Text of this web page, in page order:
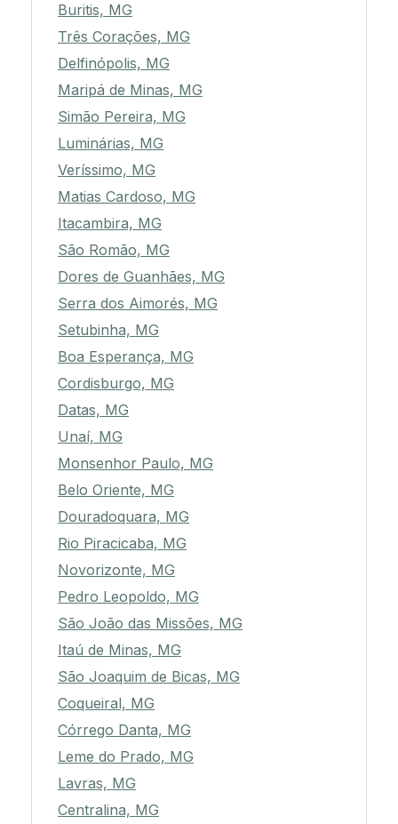
Buritis, MG
Três Corações, MG
Delfinópolis, MG
Maripá de Minas, MG
Simão Pereira, MG
Luminárias, MG
Veríssimo, MG
Matias Cardoso, MG
Itacambira, MG
São Romão, MG
Dores de Guanhães, MG
Serra dos Aimorés, MG
Setubinha, MG
Boa Esperança, MG
Cordisburgo, MG
Datas, MG
Unaí, MG
Monsenhor Paulo, MG
Belo Oriente, MG
Douradoquara, MG
Rio Piracicaba, MG
Novorizonte, MG
Pedro Leopoldo, MG
São João das Missões, MG
Itaú de Minas, MG
São Joaquim de Bicas, MG
Coqueiral, MG
Córrego Danta, MG
Leme do Prado, MG
Lavras, MG
Centralina, MG